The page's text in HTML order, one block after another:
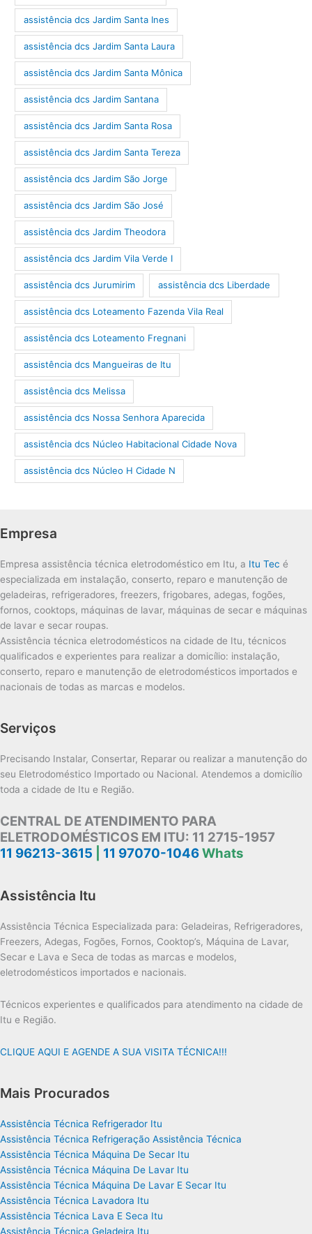
assistência dcs Jardim Santa Ines
assistência dcs Jardim Santa Laura
assistência dcs Jardim Santa Mônica
assistência dcs Jardim Santana
assistência dcs Jardim Santa Rosa
assistência dcs Jardim Santa Tereza
assistência dcs Jardim São Jorge
assistência dcs Jardim São José
assistência dcs Jardim Theodora
assistência dcs Jardim Vila Verde I
assistência dcs Jurumirim assistência dcs Liberdade
assistência dcs Loteamento Fazenda Vila Real
assistência dcs Loteamento Fregnani
assistência dcs Mangueiras de Itu
assistência dcs Melissa
assistência dcs Nossa Senhora Aparecida
assistência dcs Núcleo Habitacional Cidade Nova
assistência dcs Núcleo H Cidade N
Empresa
Empresa assistência técnica eletrodoméstico em Itu, a Itu Tec é
especializada em instalação, conserto, reparo e manutenção de
geladeiras, refrigeradores, freezers, frigobares, adegas, fogões,
fornos, cooktops, máquinas de lavar, máquinas de secar e máquinas
de lavar e secar roupas.
Assistência técnica eletrodomésticos na cidade de Itu, técnicos
qualificados e experientes para realizar a domicílio: instalação,
conserto, reparo e manutenção de eletrodomésticos importados e
nacionais de todas as marcas e modelos.
Serviços
Precisando Instalar, Consertar, Reparar ou realizar a manutenção do
seu Eletrodoméstico Importado ou Nacional. Atendemos a domicílio
toda a cidade de Itu e Região.
CENTRAL DE ATENDIMENTO PARA
ELETRODOMÉSTICOS EM ITU: 11 2715-1957
11 96213-3615
11 97070-1046Whats
Assistência Itu
Assistência Técnica Especializada para: Geladeiras, Refrigeradores,
Freezers, Adegas, Fogões, Fornos, Cooktop’s, Máquina de Lavar,
Secar e Lava e Seca de todas as marcas e modelos,
eletrodomésticos importados e nacionais.
Técnicos experientes e qualificados para atendimento na cidade de
Itu e Região.
CLIQUE AQUI E AGENDE A SUA VISITA TÉCNICA!!!
Mais Procurados
Assistência Técnica Refrigerador Itu
Assistência Técnica Refrigeração Assistência Técnica
Assistência Técnica Máquina De Secar Itu
Assistência Técnica Máquina De Lavar Itu
Assistência Técnica Máquina De Lavar E Secar Itu
Assistência Técnica Lavadora Itu
Assistência Técnica Lava E Seca Itu
Assistência Técnica Geladeira Itu